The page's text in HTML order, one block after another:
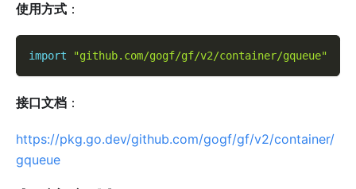
使用方式 ：
import "github.com/gogf/gf/v2/container/gqueue"
接口文档 ：
https://pkg.go.dev/github.com/gogf/gf/v2/container/
gqueue